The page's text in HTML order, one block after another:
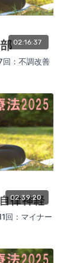
02:16:37
：不調改善
02:39:20
回：マイナー